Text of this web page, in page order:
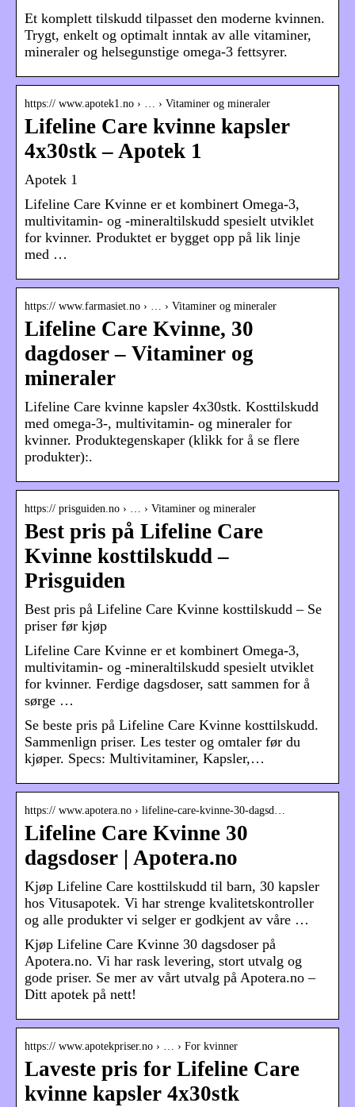
Et komplett tilskudd tilpasset den moderne kvinnen.
Trygt, enkelt og optimalt inntak av alle vitaminer,
mineraler og helsegunstige omega-3 fettsyrer.
https:// www.apotek1.no › … › Vitaminer og mineraler
Lifeline Care kvinne kapsler
4x30stk – Apotek 1
Apotek 1
Lifeline Care Kvinne er et kombinert Omega-3,
multivitamin- og -mineraltilskudd spesielt utviklet
for kvinner. Produktet er bygget opp på lik linje
med …
https:// www.farmasiet.no › … › Vitaminer og mineraler
Lifeline Care Kvinne, 30
dagdoser – Vitaminer og
mineraler
Lifeline Care kvinne kapsler 4x30stk. Kosttilskudd
med omega-3-, multivitamin- og mineraler for
kvinner. Produktegenskaper (klikk for å se flere
produkter):.
https:// prisguiden.no › … › Vitaminer og mineraler
Best pris på Lifeline Care
Kvinne kosttilskudd –
Prisguiden
Best pris på Lifeline Care Kvinne kosttilskudd – Se
priser før kjøp
Lifeline Care Kvinne er et kombinert Omega-3,
multivitamin- og -mineraltilskudd spesielt utviklet
for kvinner. Ferdige dagsdoser, satt sammen for å
sørge …
Se beste pris på Lifeline Care Kvinne kosttilskudd.
Sammenlign priser. Les tester og omtaler før du
kjøper. Specs: Multivitaminer, Kapsler,…
https:// www.apotera.no › lifeline-care-kvinne-30-dagsd…
Lifeline Care Kvinne 30
dagsdoser | Apotera.no
Kjøp Lifeline Care kosttilskudd til barn, 30 kapsler
hos Vitusapotek. Vi har strenge kvalitetskontroller
og alle produkter vi selger er godkjent av våre …
Kjøp Lifeline Care Kvinne 30 dagsdoser på
Apotera.no. Vi har rask levering, stort utvalg og
gode priser. Se mer av vårt utvalg på Apotera.no –
Ditt apotek på nett!
https:// www.apotekpriser.no › … › For kvinner
Laveste pris for Lifeline Care
kvinne kapsler 4x30stk